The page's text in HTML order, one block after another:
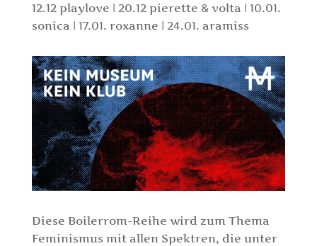
12.12 playlove | 20.12 pierette & volta | 10.01.
sonica | 17.01. roxanne | 24.01. aramiss
Diese Boilerrom-Reihe wird zum Thema
Feminismus mit allen Spektren, die unter